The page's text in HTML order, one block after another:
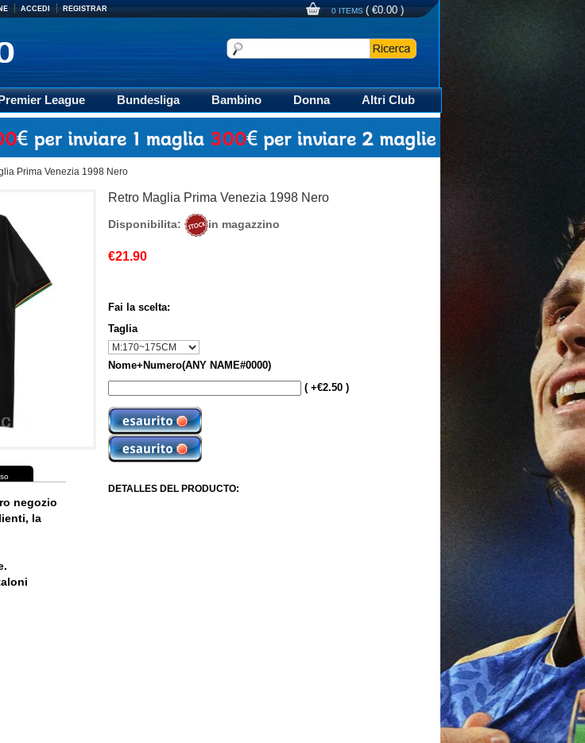
ACCEDI REGISTRAR 0 ITEMS ( €0.00 )
League Bundesliga Bambino Donna
Altri Club
Prima Venezia 1998 Nero
negozio
la
Retro Maglia Prima Venezia 1998 Nero
Disponibilita: in magazzino
€21.90
Fai la scelta:
Taglia
Nome+Numero(ANY NAME#0000)
( +€2.50 )
DETALLES DEL PRODUCTO: